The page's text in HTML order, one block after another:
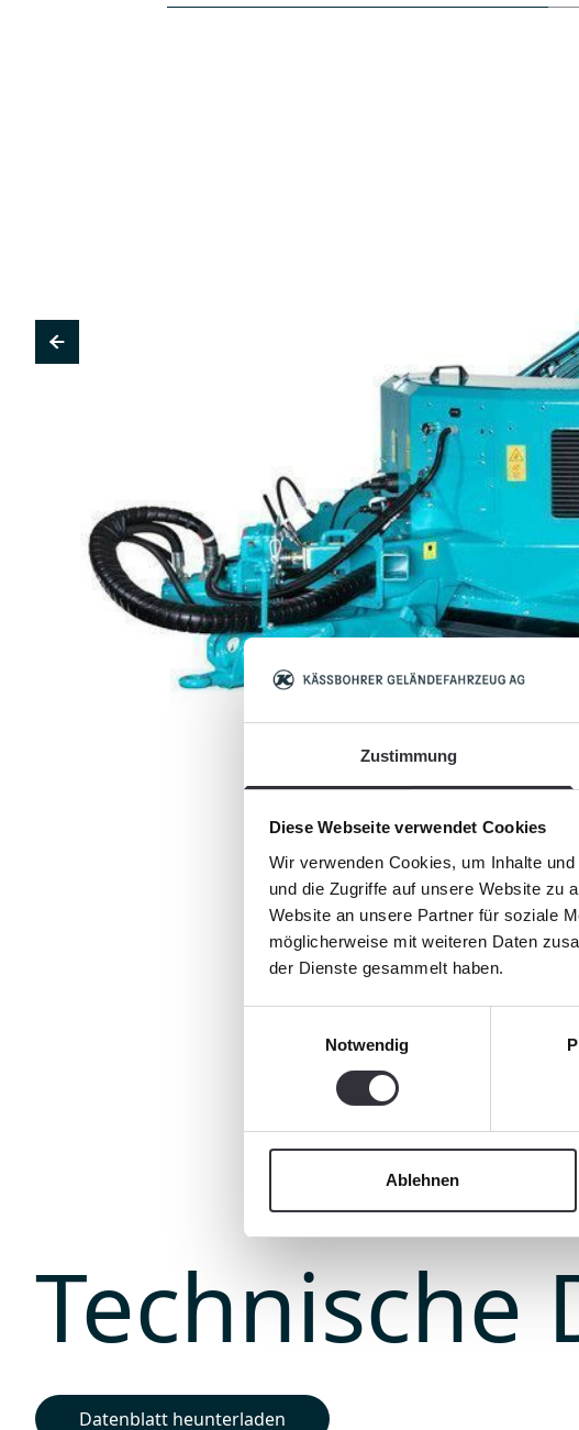
Zustimmung
Diese Webseite verwendet Cookies
Wir verwenden Cookies, um Inhalte
und die Zugriffe auf unsere Website zu
Website an unsere Partner für soziale
möglicherweise mit weiteren Daten
der Dienste gesammelt haben.
Notwendig
Ablehnen
Technische
Datenblatt heunterladen